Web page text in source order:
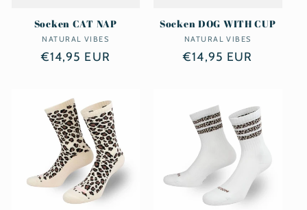
Socken CAT NAP
Anbieter:
NATURAL VIBES
Normaler
€14,95 EUR
Socken DOG WITH CUP
Anbieter:
NATURAL VIBES
Normaler
€14,95 EUR